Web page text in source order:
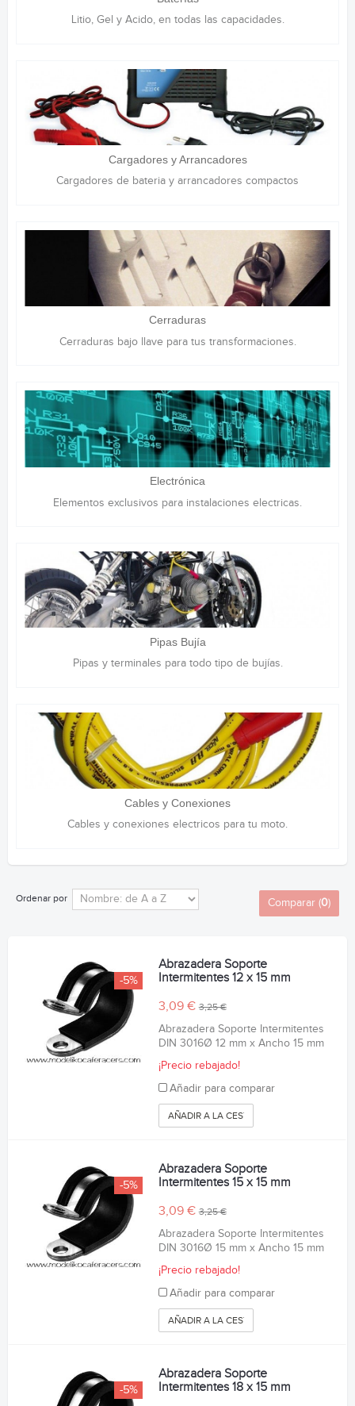
Litio, Gel y Acido, en todas las capacidades.
Cargadores y Arrancadores
Cargadores de bateria y arrancadores compactos
Cerraduras
Cerraduras bajo llave para tus transformaciones.
Electrónica
Elementos exclusivos para instalaciones electricas.
Pipas Bujía
Pipas y terminales para todo tipo de bujías.
Cables y Conexiones
Cables y conexiones electricos para tu moto.
Ordenar por Comparar (0)
-5%
Abrazadera Soporte
Intermitentes 12 x 15 mm
3,09 €3,25 €
Abrazadera Soporte Intermitentes
DIN 3016Ø 12 mm x Ancho 15 mm
¡Precio rebajado!
Añadir para comparar
AÑADIR A LA CESTA
-5%
Abrazadera Soporte
Intermitentes 15 x 15 mm
3,09 €3,25 €
Abrazadera Soporte Intermitentes
DIN 3016Ø 15 mm x Ancho 15 mm
¡Precio rebajado!
Añadir para comparar
AÑADIR A LA CESTA
-5%
Abrazadera Soporte
Intermitentes 18 x 15 mm